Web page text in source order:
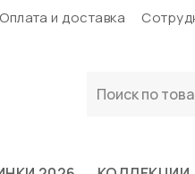
Оплата и доставка